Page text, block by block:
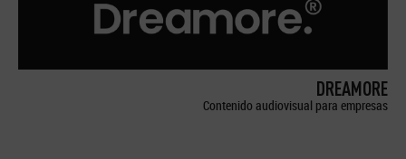
DREAMORE
Contenido audiovisual para empresas